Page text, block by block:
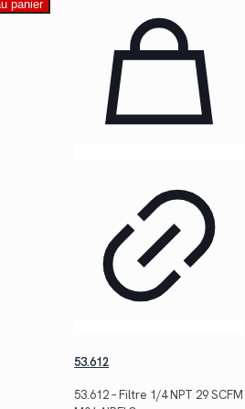
panier
53.612
53.612 – Filtre 1/4 NPT 29 SCFM